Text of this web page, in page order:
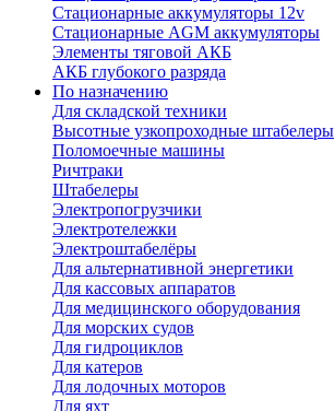
Стационарные аккумуляторы 12v
Стационарные AGM аккумуляторы
Элементы тяговой АКБ
АКБ глубокого разряда
По назначению
Для складской техники
Высотные узкопроходные штабелеры
Поломоечные машины
Ричтраки
Штабелеры
Электропогрузчики
Электротележки
Электроштабелёры
Для альтернативной энергетики
Для кассовых аппаратов
Для медицинского оборудования
Для морских судов
Для гидроциклов
Для катеров
Для лодочных моторов
Для яхт